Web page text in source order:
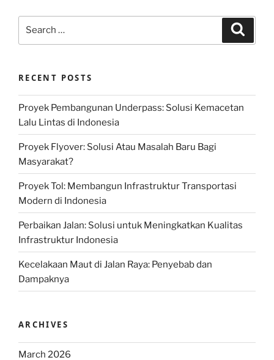
RECENT POSTS
Proyek Pembangunan Underpass: Solusi Kemacetan
Lalu Lintas di Indonesia
Proyek Flyover: Solusi Atau Masalah Baru Bagi
Masyarakat?
Proyek Tol: Membangun Infrastruktur Transportasi
Modern di Indonesia
Perbaikan Jalan: Solusi untuk Meningkatkan Kualitas
Infrastruktur Indonesia
Kecelakaan Maut di Jalan Raya: Penyebab dan
Dampaknya
ARCHIVES
March 2026